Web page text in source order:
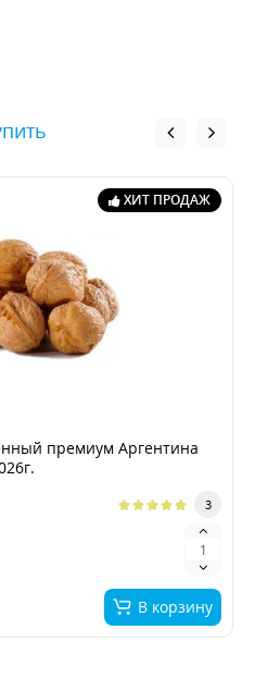
ХИТ ПРОДАЖ
премиум Аргентина
3
В корзину